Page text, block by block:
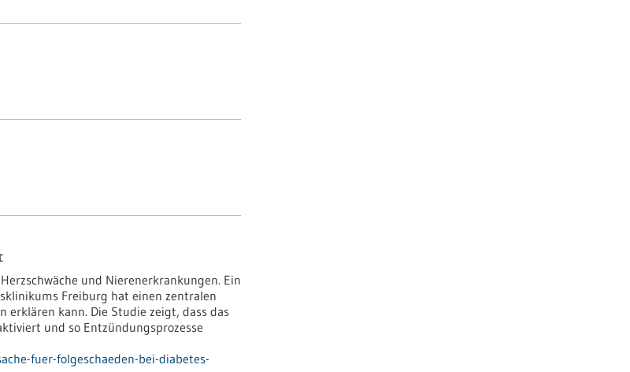
und Nierenerkrankungen. Ein
Freiburg hat einen zentralen
kann. Die Studie zeigt, dass das
und so Entzündungsprozesse
fuer-folgeschaeden-bei-diabetes-